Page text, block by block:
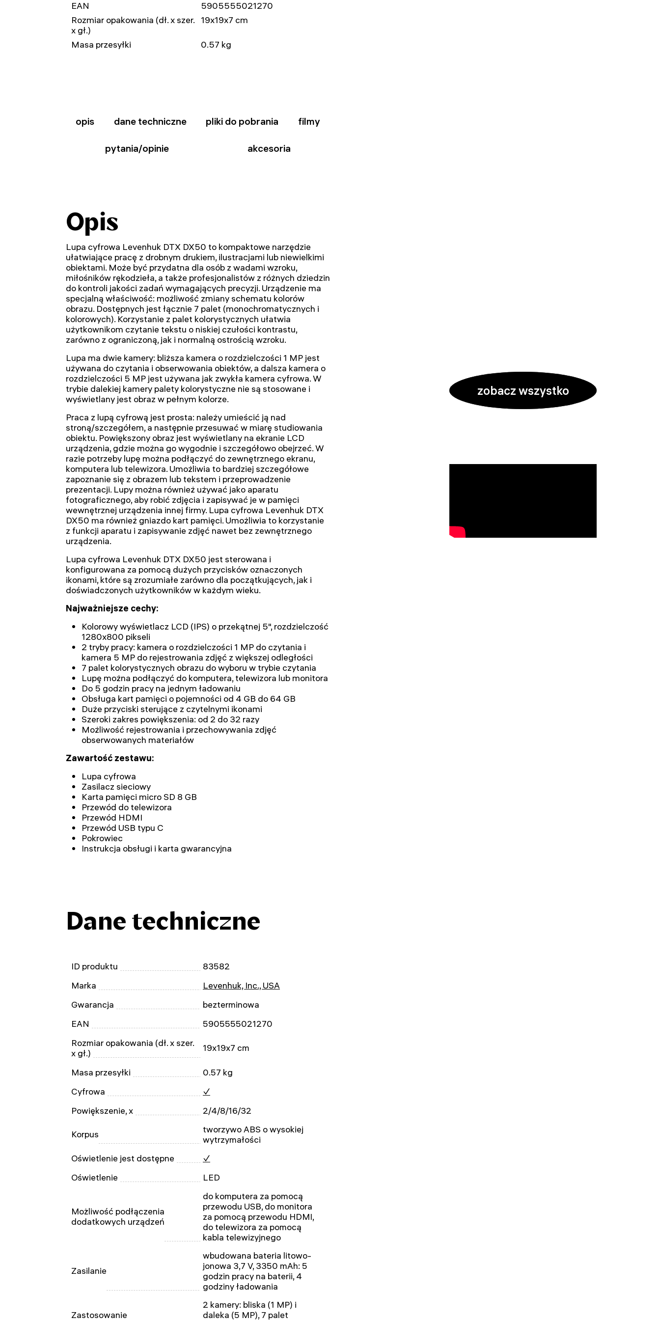
zobacz wszystko
EAN
5905555021270
Rozmiar opakowania (dł. x szer.
x gł.)
19x19x7 cm
Masa przesyłki 0.57 kg
opis dane techniczne pliki do pobrania filmy
pytania/opinie akcesoria
Opis
Lupa cyfrowa Levenhuk DTX DX50 to kompaktowe narzędzie
ułatwiające pracę z drobnym drukiem, ilustracjami lub niewielkimi
obiektami. Może być przydatna dla osób z wadami wzroku,
miłośników rękodzieła, a także profesjonalistów z różnych dziedzin
do kontroli jakości zadań wymagających precyzji. Urządzenie ma
specjalną właściwość: możliwość zmiany schematu kolorów
obrazu. Dostępnych jest łącznie 7 palet (monochromatycznych i
kolorowych). Korzystanie z palet kolorystycznych ułatwia
użytkownikom czytanie tekstu o niskiej czułości kontrastu,
zarówno z ograniczoną, jak i normalną ostrością wzroku.
Lupa ma dwie kamery: bliższa kamera o rozdzielczości 1 MP jest
używana do czytania i obserwowania obiektów, a dalsza kamera o
rozdzielczości 5 MP jest używana jak zwykła kamera cyfrowa. W
trybie dalekiej kamery palety kolorystyczne nie są stosowane i
wyświetlany jest obraz w pełnym kolorze.
Praca z lupą cyfrową jest prosta: należy umieścić ją nad
stroną/szczegółem, a następnie przesuwać w miarę studiowania
obiektu. Powiększony obraz jest wyświetlany na ekranie LCD
urządzenia, gdzie można go wygodnie i szczegółowo obejrzeć. W
razie potrzeby lupę można podłączyć do zewnętrznego ekranu,
komputera lub telewizora. Umożliwia to bardziej szczegółowe
zapoznanie się z obrazem lub tekstem i przeprowadzenie
prezentacji. Lupy można również używać jako aparatu
fotograficznego, aby robić zdjęcia i zapisywać je w pamięci
wewnętrznej urządzenia innej firmy. Lupa cyfrowa Levenhuk DTX
DX50 ma również gniazdo kart pamięci. Umożliwia to korzystanie
z funkcji aparatu i zapisywanie zdjęć nawet bez zewnętrznego
urządzenia.
Lupa cyfrowa Levenhuk DTX DX50 jest sterowana i
konfigurowana za pomocą dużych przycisków oznaczonych
ikonami, które są zrozumiałe zarówno dla początkujących, jak i
doświadczonych użytkowników w każdym wieku.
Najważniejsze cechy:
Kolorowy wyświetlacz LCD (IPS) o przekątnej 5", rozdzielczość
1280x800 pikseli
2 tryby pracy: kamera o rozdzielczości 1 MP do czytania i
kamera 5 MP do rejestrowania zdjęć z większej odległości
7 palet kolorystycznych obrazu do wyboru w trybie czytania
Lupę można podłączyć do komputera, telewizora lub monitora
Do 5 godzin pracy na jednym ładowaniu
Obsługa kart pamięci o pojemności od 4 GB do 64 GB
Duże przyciski sterujące z czytelnymi ikonami
Szeroki zakres powiększenia: od 2 do 32 razy
Możliwość rejestrowania i przechowywania zdjęć
obserwowanych materiałów
Zawartość zestawu:
Lupa cyfrowa
Zasilacz sieciowy
Karta pamięci micro SD 8 GB
Przewód do telewizora
Przewód HDMI
Przewód USB typu C
Pokrowiec
Instrukcja obsługi i karta gwarancyjna
Dane techniczne
ID produktu
83582
Marka
Levenhuk, Inc., USA
Gwarancja
bezterminowa
EAN
5905555021270
Rozmiar opakowania (dł. x szer.
x gł.)
19x19x7 cm
Masa przesyłki
0.57 kg
Cyfrowa
✓
Powiększenie, x
2/4/8/16/32
Korpus
tworzywo ABS o wysokiej
wytrzymałości
Oświetlenie jest dostępne
✓
Oświetlenie
LED
Możliwość podłączenia
dodatkowych urządzeń
do komputera za pomocą
przewodu USB, do monitora
za pomocą przewodu HDMI,
do telewizora za pomocą
kabla telewizyjnego
Zasilanie
wbudowana bateria litowo-
jonowa 3,7 V, 3350 mAh: 5
godzin pracy na baterii, 4
godziny ładowania
Zastosowanie
2 kamery: bliska (1 MP) i
daleka (5 MP), 7 palet